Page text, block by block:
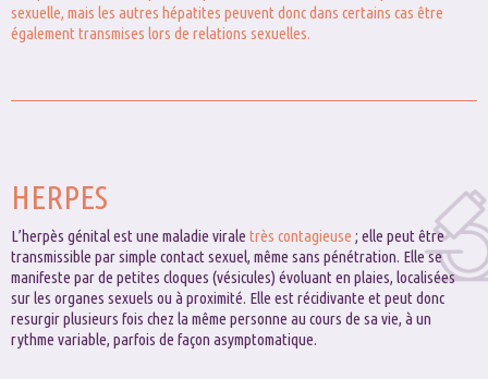
sexuelle, mais les autres hépatites peuvent donc dans certains cas être
également transmises lors de relations sexuelles.
HERPES
L’herpès génital est une maladie virale très contagieuse ; elle peut être
transmissible par simple contact sexuel, même sans pénétration. Elle se
manifeste par de petites cloques (vésicules) évoluant en plaies, localisées
sur les organes sexuels ou à proximité. Elle est récidivante et peut donc
resurgir plusieurs fois chez la même personne au cours de sa vie, à un
rythme variable, parfois de façon asymptomatique.